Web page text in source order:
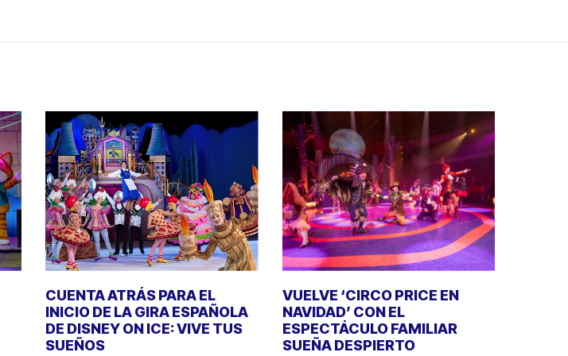
CUENTA ATRÁS PARA EL
INICIO DE LA GIRA ESPAÑOLA
DE DISNEY ON ICE: VIVE TUS
SUEÑOS
VUELVE ‘CIRCO PRICE EN
NAVIDAD’ CON EL
ESPECTÁCULO FAMILIAR
SUEÑA DESPIERTO